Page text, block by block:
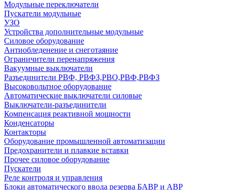
Модульные переключатели
Пускатели модульные
УЗО
Устройства дополнительные модульные
Силовое оборудование
Антиобледенение и снеготаяние
Ограничители перенапряжения
Вакуумные выключатели
Разъединители РВФ, РВФЗ,РВО,РВФ,РВФЗ
Высоковольтное оборудование
Автоматические выключатели cиловые
Выключатели-разъединители
Компенсация реактивной мощности
Конденсаторы
Контакторы
Оборудование промышленной автоматизации
Предохранители и плавкие вставки
Прочее силовое оборудование
Пускатели
Реле контроля и управления
Блоки автоматического ввода резерва БАВР и АВР